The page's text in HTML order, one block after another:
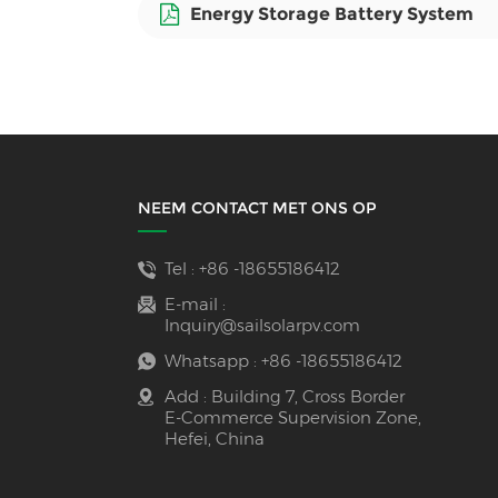
Energy Storage Battery System
NEEM CONTACT MET ONS OP
Tel : +86 -18655186412
E-mail :
Inquiry@sailsolarpv.com
Whatsapp : +86 -18655186412
Add : Building 7, Cross Border
E-Commerce Supervision Zone,
Hefei, China